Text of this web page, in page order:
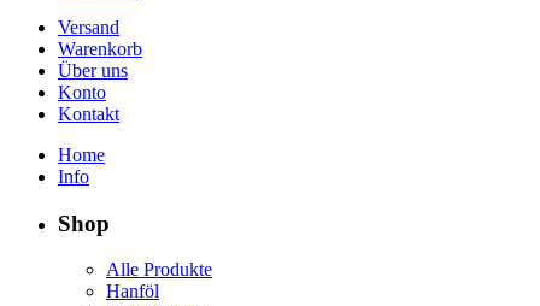
Versand
Warenkorb
Über uns
Konto
Kontakt
Home
Info
Shop
Alle Produkte
Hanföl